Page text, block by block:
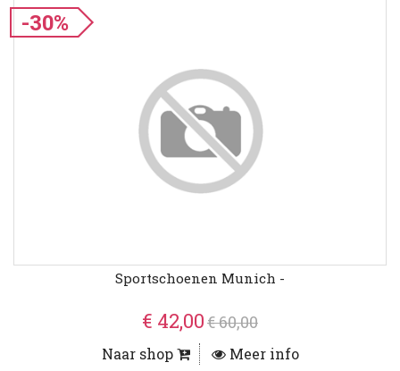
-30%
Sportschoenen Munich -
€ 42,00€ 60,00
Naar shop Meer info